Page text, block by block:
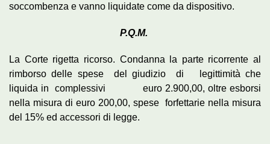
soccombenza e vanno liquidate come da dispositivo.
P.Q.M.
La Corte rigetta ricorso. Condanna la parte ricorrente al
rimborso delle spese del giudizio di legittimità che
liquida in complessivi euro 2.900,00, oltre esborsi
nella misura di euro 200,00, spese forfettarie nella misura
del 15% ed accessori di legge.